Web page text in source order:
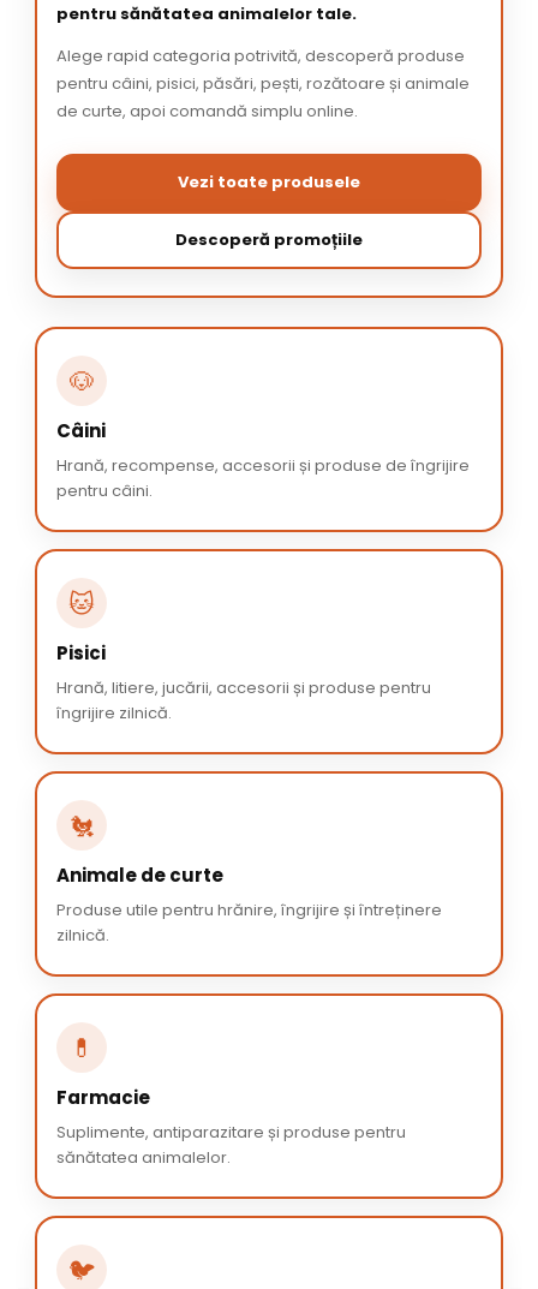
pentru sănătatea animalelor tale.
Alege rapid categoria potrivită, descoperă produse
pentru câini, pisici, păsări, pești, rozătoare și animale
de curte, apoi comandă simplu online.
Vezi toate produsele
Descoperă promoțiile
🐶
Câini
Hrană, recompense, accesorii și produse de îngrijire
pentru câini.
🐱
Pisici
Hrană, litiere, jucării, accesorii și produse pentru
îngrijire zilnică.
🐔
Animale de curte
Produse utile pentru hrănire, îngrijire și întreținere
zilnică.
💊
Farmacie
Suplimente, antiparazitare și produse pentru
sănătatea animalelor.
🐦